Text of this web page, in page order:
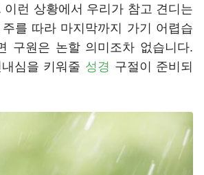
이런 상황에서 우리가 참고 견디는
를 따라 마지막까지 가기 어렵습
구원은 논할 의미조차 없습니다.
심을 키워줄 성경 구절이 준비되